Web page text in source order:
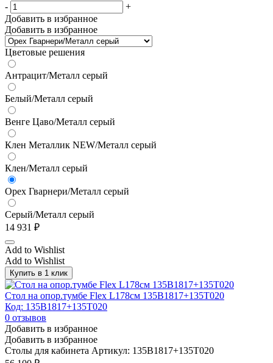
-
+
Добавить в избранное
Добавить в избранное
Цветовые решения
Антрацит/Металл серый
Белый/Металл серый
Венге Цаво/Металл серый
Клен Металлик NEW/Металл серый
Клен/Металл серый
Орех Гварнери/Металл серый
Серый/Металл серый
14 931 ₽
Add to Wishlist
Add to Wishlist
Купить в 1 клик
Стол на опор.тумбе Flex L178см 135B1817+135T020
Код: 135B1817+135T020
0 отзывов
Добавить в избранное
Добавить в избранное
Столы для кабинета Артикул: 135B1817+135T020